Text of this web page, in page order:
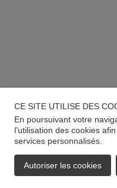
CE SITE UTILISE DES
En poursuivant votre
l’utilisation des cookies
services personnalisés.
Autoriser les cookies